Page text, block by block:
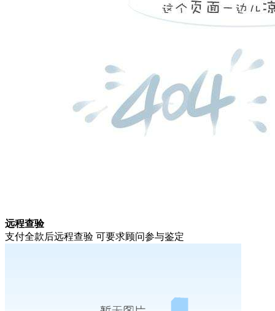
远程查验
支付全款后远程查验 可要求顾问参与鉴定